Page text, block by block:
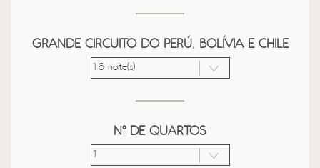
GRANDE CIRCUITO DO PERÚ, BOLÍVIA E CHILE
Nº DE QUARTOS